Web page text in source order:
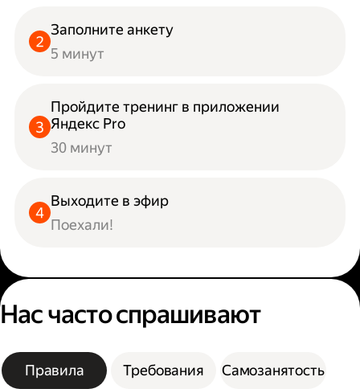
Заполните анкету
5 минут
Пройдите тренинг в приложении
Яндекс Pro
30 минут
Выходите в эфир
Поехали!
Нас часто спрашивают
Правила Требования Самозанятость